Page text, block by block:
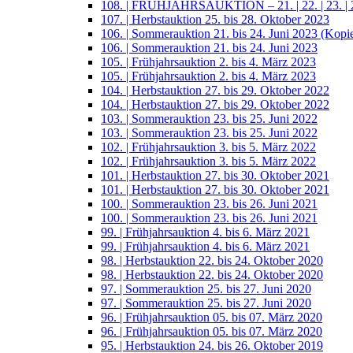
108. | FRÜHJAHRSAUKTION – 21. | 22. | 23. |
107. | Herbstauktion 25. bis 28. Oktober 2023
106. | Sommerauktion 21. bis 24. Juni 2023
106. | Sommerauktion 21. bis 24. Juni 2023
105. | Frühjahrsauktion 2. bis 4. März 2023
105. | Frühjahrsauktion 2. bis 4. März 2023
104. | Herbstauktion 27. bis 29. Oktober 2022
104. | Herbstauktion 27. bis 29. Oktober 2022
103. | Sommerauktion 23. bis 25. Juni 2022
103. | Sommerauktion 23. bis 25. Juni 2022
102. | Frühjahrsauktion 3. bis 5. März 2022
102. | Frühjahrsauktion 3. bis 5. März 2022
101. | Herbstauktion 27. bis 30. Oktober 2021
101. | Herbstauktion 27. bis 30. Oktober 2021
100. | Sommerauktion 23. bis 26. Juni 2021
100. | Sommerauktion 23. bis 26. Juni 2021
99. | Frühjahrsauktion 4. bis 6. März 2021
99. | Frühjahrsauktion 4. bis 6. März 2021
98. | Herbstauktion 22. bis 24. Oktober 2020
98. | Herbstauktion 22. bis 24. Oktober 2020
97. | Sommerauktion 25. bis 27. Juni 2020
97. | Sommerauktion 25. bis 27. Juni 2020
96. | Frühjahrsauktion 05. bis 07. März 2020
96. | Frühjahrsauktion 05. bis 07. März 2020
95. | Herbstauktion 24. bis 26. Oktober 2019